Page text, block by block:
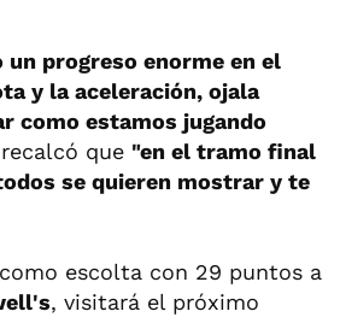
un progreso enorme en el
y la aceleración, ojala
como estamos jugando
que "en el tramo final
se quieren mostrar y te
escolta con 29 puntos a
, visitará el próximo